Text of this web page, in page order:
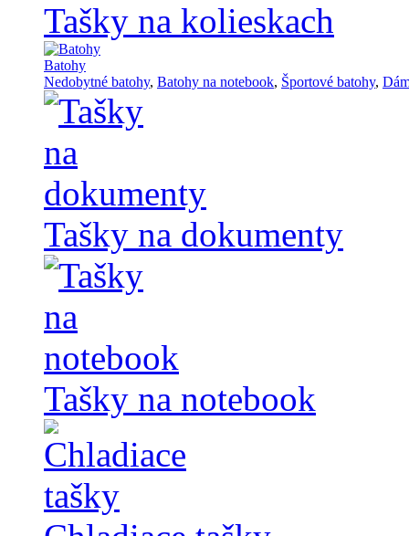
Tašky na kolieskach
Batohy
Nedobytné batohy, Batohy na notebook, Športové batohy,
Tašky na dokumenty
Tašky na notebook